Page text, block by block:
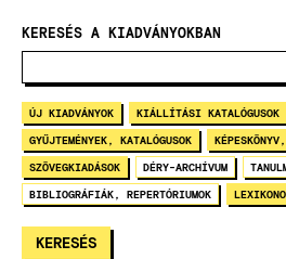
KERESÉS A KIADVÁNYOKBAN
ÚJ KIADVÁNYOK KIÁLLÍTÁSI KATALÓGUSOK
GYŰJTEMÉNYEK, KATALÓGUSOK
SZÖVEGKIADÁSOK DÉRY-ARCHÍVUM
BIBLIOGRÁFIÁK, REPERTÓRIUMOK